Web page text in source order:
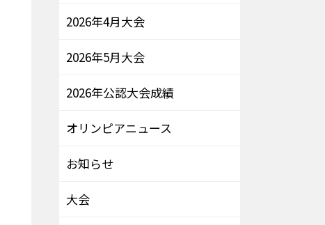
2026年4月大会
2026年5月大会
2026年公認大会成績
オリンピアニュース
お知らせ
大会